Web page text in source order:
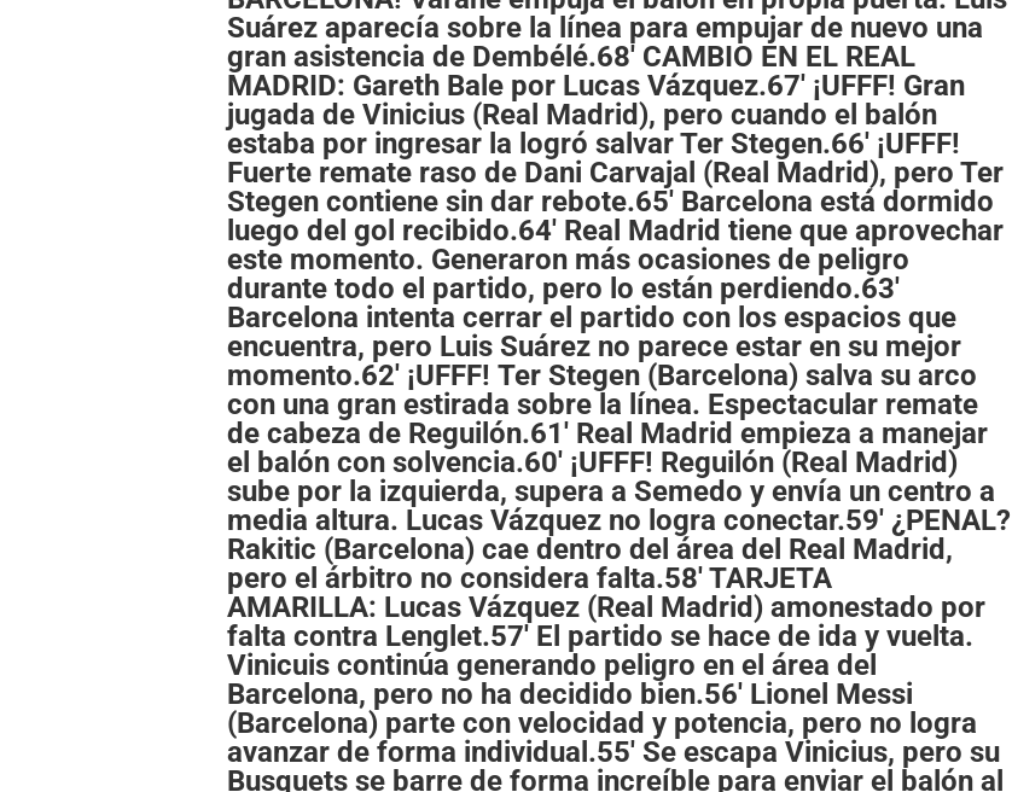
Suárez aparecía sobre la línea para empujar de nuevo una
gran asistencia de Dembélé.68' CAMBIO EN EL REAL
MADRID: Gareth Bale por Lucas Vázquez.67' ¡UFFF! Gran
jugada de Vinicius (Real Madrid), pero cuando el balón
estaba por ingresar la logró salvar Ter Stegen.66' ¡UFFF!
Fuerte remate raso de Dani Carvajal (Real Madrid), pero Ter
Stegen contiene sin dar rebote.65' Barcelona está dormido
luego del gol recibido.64' Real Madrid tiene que aprovechar
este momento. Generaron más ocasiones de peligro
durante todo el partido, pero lo están perdiendo.63'
Barcelona intenta cerrar el partido con los espacios que
encuentra, pero Luis Suárez no parece estar en su mejor
momento.62' ¡UFFF! Ter Stegen (Barcelona) salva su arco
con una gran estirada sobre la línea. Espectacular remate
de cabeza de Reguilón.61' Real Madrid empieza a manejar
el balón con solvencia.60' ¡UFFF! Reguilón (Real Madrid)
sube por la izquierda, supera a Semedo y envía un centro a
media altura. Lucas Vázquez no logra conectar.59' ¿PENAL?
Rakitic (Barcelona) cae dentro del área del Real Madrid,
pero el árbitro no considera falta.58' TARJETA
AMARILLA: Lucas Vázquez (Real Madrid) amonestado por
falta contra Lenglet.57' El partido se hace de ida y vuelta.
Vinicuis continúa generando peligro en el área del
Barcelona, pero no ha decidido bien.56' Lionel Messi
(Barcelona) parte con velocidad y potencia, pero no logra
avanzar de forma individual.55' Se escapa Vinicius, pero su
Busquets se barre de forma increíble para enviar el balón al